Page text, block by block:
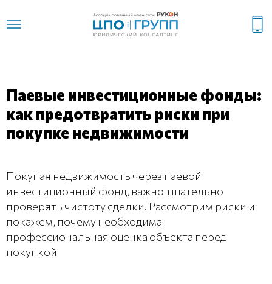
Паевые инвестиционные фонды:
как предотвратить риски при
покупке недвижимости
Покупая недвижимость через паевой
инвестиционный фонд, важно тщательно
проверять чистоту сделки. Рассмотрим риски и
покажем, почему необходима
профессиональная оценка объекта перед
покупкой